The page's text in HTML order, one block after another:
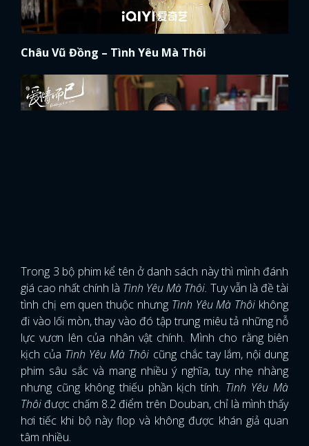
Châu Vũ Đồng – Tình Yêu Mà Thôi
Trong 3 bộ phim kể tên ở danh sách này thì mình đánh
giá cao nhất chính là Tình Yêu Mà Thôi. Tuy vẫn là đề tài
tình chị em quen thuộc nhưng Tình Yêu Mà Thôi không
đi vào lối mòn, thay vào đó tập trung miêu tả những nỗ
lực vươn lên của nhân vật chính. Mình cho rằng biên
kịch của Tình Yêu Mà Thôi cũng chắc tay lắm, nội dung
phim sâu sắc và mang nhiều ý nghĩa, tuy nhẹ nhàng
nhưng cũng không thiếu phần kịch tính. Tình Yêu Mà
Thôi được chấm 8.2 điểm trên Douban, chỉ là mình thấy
hơi tiếc khi bộ này flop và không được khán giả quan
tâm nhiều.